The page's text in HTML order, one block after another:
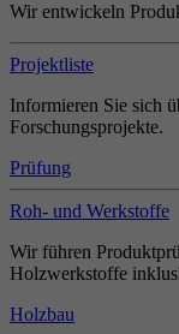
Wir entwickeln
Projektliste
Informieren Sie sich
Forschungsprojekte.
Prüfung
Roh- und Werkstoffe
Wir führen
Holzwerkstoffe
Holzbau